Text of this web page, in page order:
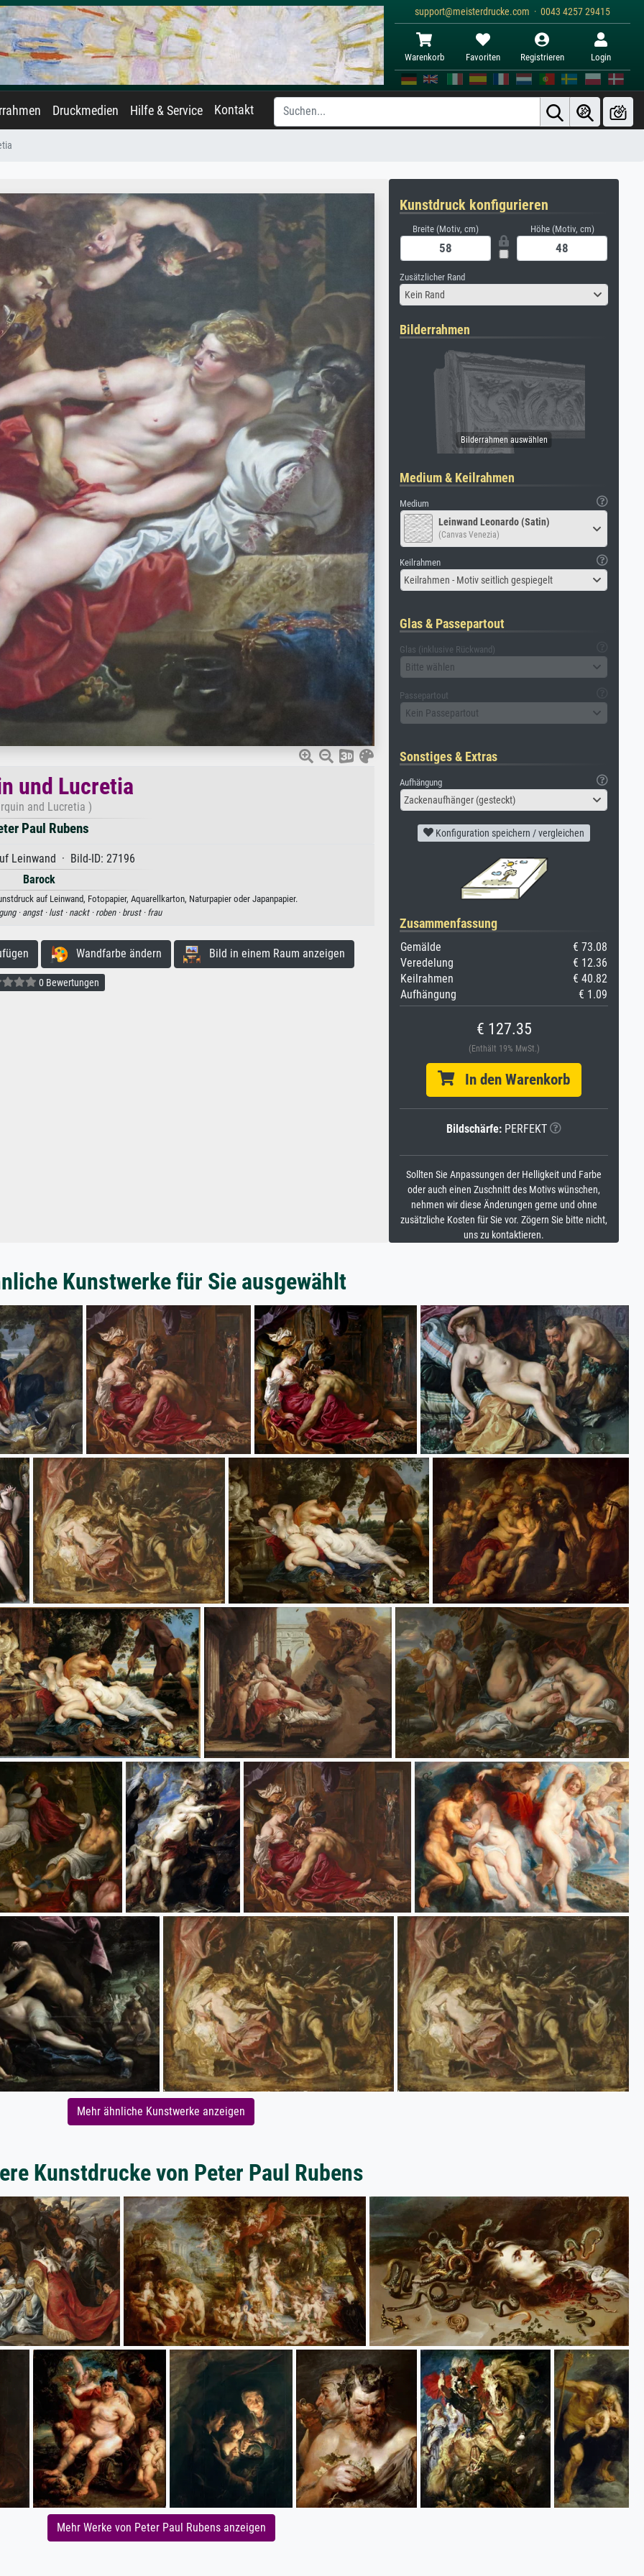
support@meisterdrucke.com · 0043 4257 29415
Warenkorb Favoriten Registrieren Login
Druckmedien Hilfe & Service Kontakt
und Lucretia
and Lucretia )
Paul Rubens
Leinwand · Bild-ID: 27196
Barock
auf Leinwand, Fotopapier, Aquarellkarton, Naturpapier oder Japanpapier.
· angst · lust · nackt · roben · brust · frau
Wandfarbe ändern Bild in einem Raum anzeigen
0 Bewertungen
Kunstdruck konfigurieren
Breite (Motiv, cm) Höhe (Motiv, cm)
Zusätzlicher Rand
Kein Rand
Bilderrahmen
Medium & Keilrahmen
Medium
Leinwand Leonardo (Satin)
(Canvas Venezia)
Keilrahmen
Keilrahmen - Motiv seitlich gespiegelt
Glas & Passepartout
Glas (inklusive Rückwand)
Bitte wählen
Passepartout
Kein Passepartout
Sonstiges & Extras
Aufhängung
Zackenaufhänger (gesteckt)
Konfiguration speichern / vergleichen
Zusammenfassung
Gemälde
€ 73.08
Veredelung
€ 12.36
Keilrahmen
€ 40.82
Aufhängung
€ 1.09
€ 127.35
(Enthält 19% MwSt.)
In den Warenkorb
Bildschärfe: PERFEKT
Sollten Sie Anpassungen der Helligkeit und Farbe
oder auch einen Zuschnitt des Motivs wünschen,
nehmen wir diese Änderungen gerne und ohne
zusätzliche Kosten für Sie vor. Zögern Sie bitte nicht,
uns zu kontaktieren.
Kunstwerke für Sie ausgewählt
Mehr ähnliche Kunstwerke anzeigen
Kunstdrucke von Peter Paul Rubens
Mehr Werke von Peter Paul Rubens anzeigen